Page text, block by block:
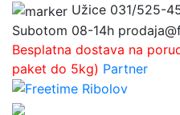
Užice 031/525-
Subotom 08-14h
Besplatna dostava na
paket do 5kg) Partner